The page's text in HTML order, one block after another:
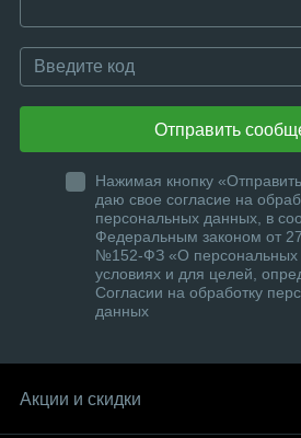
Отправить
Нажимая кнопку
даю свое согласие на
персональных данных, в
Федеральным законом от
№152-ФЗ «О персональных
условиях и для целей,
Согласии на обработку
данных
Акции и скидки